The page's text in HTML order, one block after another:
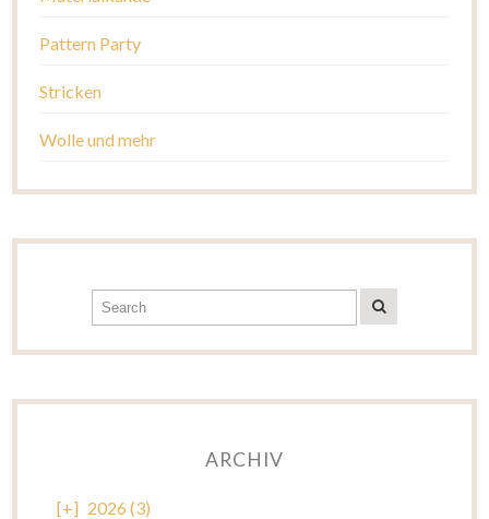
Pattern Party
Stricken
Wolle und mehr
ARCHIV
[+] 2026 (3)